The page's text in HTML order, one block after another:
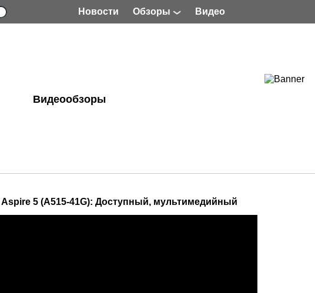
Новости Обзоры Видео
Видеообзоры
5 (A515-41G): Доступный, мультимедийный